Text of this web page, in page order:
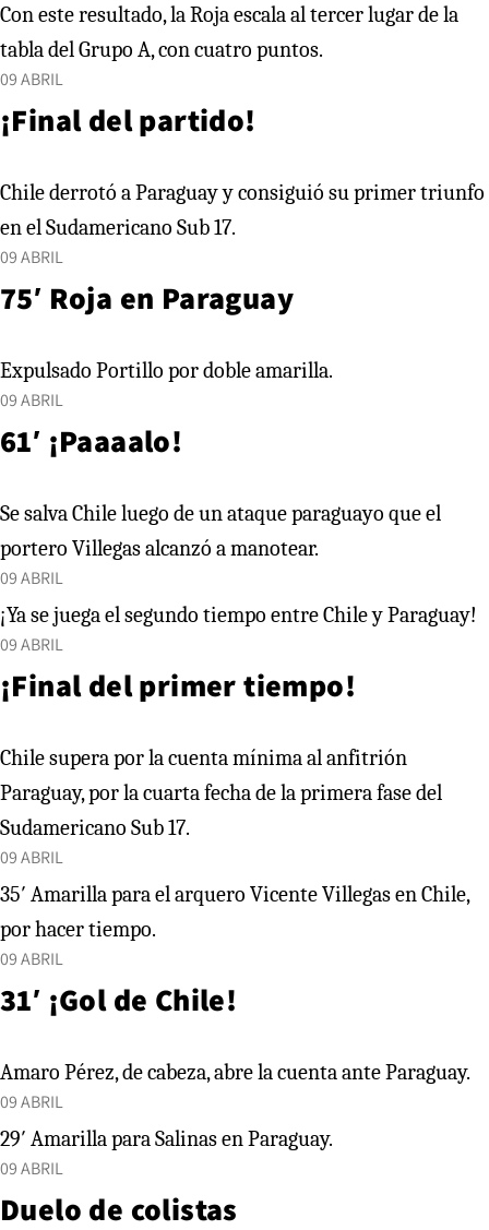
Con este resultado, la Roja escala al tercer lugar de la
tabla del Grupo A, con cuatro puntos.
09 ABRIL
¡Final del partido!
Chile derrotó a Paraguay y consiguió su primer triunfo
en el Sudamericano Sub 17.
09 ABRIL
75′ Roja en Paraguay
Expulsado Portillo por doble amarilla.
09 ABRIL
61′ ¡Paaaalo!
Se salva Chile luego de un ataque paraguayo que el
portero Villegas alcanzó a manotear.
09 ABRIL
¡Ya se juega el segundo tiempo entre Chile y Paraguay!
09 ABRIL
¡Final del primer tiempo!
Chile supera por la cuenta mínima al anfitrión
Paraguay, por la cuarta fecha de la primera fase del
Sudamericano Sub 17.
09 ABRIL
35′ Amarilla para el arquero Vicente Villegas en Chile,
por hacer tiempo.
09 ABRIL
31′ ¡Gol de Chile!
Amaro Pérez, de cabeza, abre la cuenta ante Paraguay.
09 ABRIL
29′ Amarilla para Salinas en Paraguay.
09 ABRIL
Duelo de colistas